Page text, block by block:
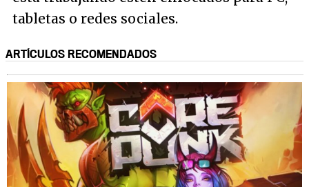
tabletas o redes sociales.
ARTÍCULOS RECOMENDADOS